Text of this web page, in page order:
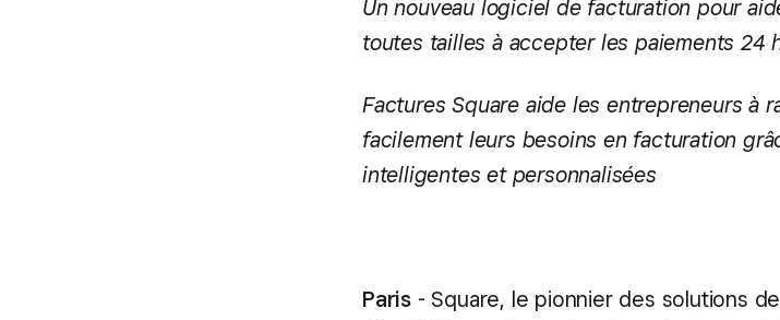
Un nouveau logiciel de facturation pour
toutes tailles à accepter les paiements 24
Factures Square aide les entrepreneurs à
facilement leurs besoins en facturation
intelligentes et personnalisées
Paris - Square, le pionnier des solutions